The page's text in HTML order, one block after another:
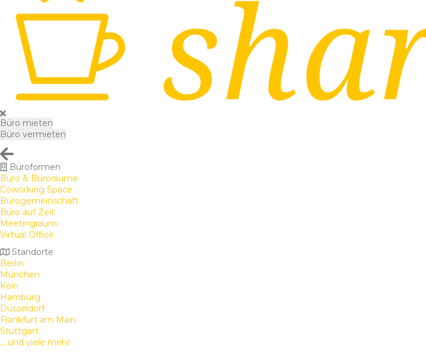
Büro mieten
Büro vermieten
Büroformen
Büro & Büroräume
Coworking Space
Bürogemeinschaft
Büro auf Zeit
Meetingraum
Virtual Office
Standorte
Berlin
München
Köln
Hamburg
Düsseldorf
Frankfurt am Main
Stuttgart
... und viele mehr